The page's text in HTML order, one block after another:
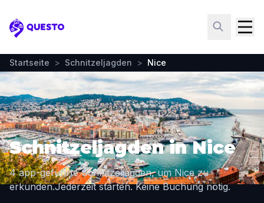
Questo
Startseite > Schnitzeljagden > Nice
Schnitzeljagden in Nice
4 app-geführte Schnitzeljagden, um Nice zu
erkunden.Jederzeit starten. Keine Buchung nötig.